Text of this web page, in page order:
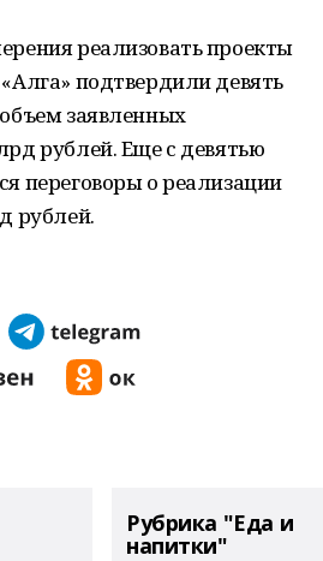
реализовать проекты
подтвердили девять
заявленных
рублей. Еще с девятью
переговоры о реализации
рублей.
Рубрика "Еда и
напитки"